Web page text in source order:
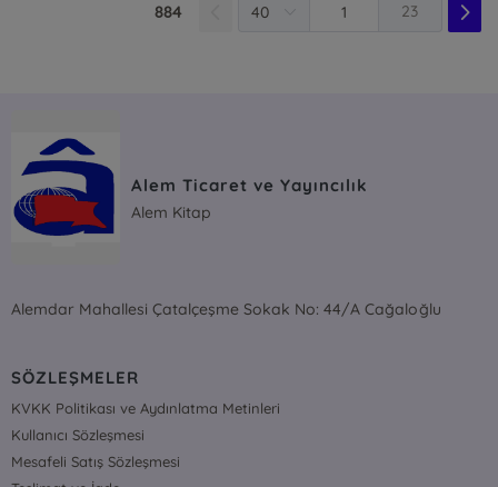
884 23
Alem Ticaret ve Yayıncılık
Alem Kitap
Alemdar Mahallesi Çatalçeşme Sokak No: 44/A Cağaloğlu
SÖZLEŞMELER
KVKK Politikası ve Aydınlatma Metinleri
Kullanıcı Sözleşmesi
Mesafeli Satış Sözleşmesi